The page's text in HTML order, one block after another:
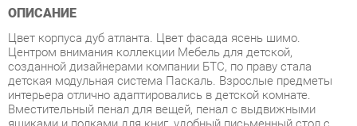
Центром внимания коллекции Мебель для детской,
созданной дизайнерами компании БТС, по праву стала
детская модульная система Паскаль. Взрослые предметы
интерьера отлично адаптировались в детской комнате.
Вместительный пенал для вещей, пенал с выдвижными
ящиками и полками для книг, удобный письменный стол с
тумбой, навесную полку и многофункциональную кровать
можно разместить по своему желанию, создавая свой
собственный интерьер.